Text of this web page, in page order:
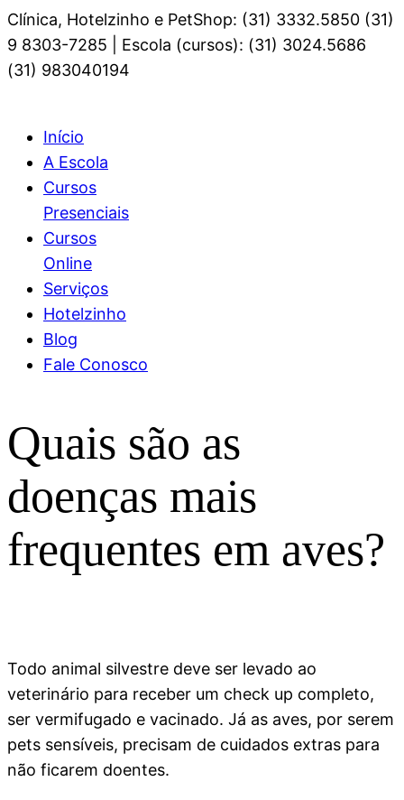
Clínica, Hotelzinho e PetShop: (31) 3332.5850 (31)
9 8303-7285 | Escola (cursos): (31) 3024.5686
(31) 983040194
Início
A Escola
Cursos
Presenciais
Cursos
Online
Serviços
Hotelzinho
Blog
Fale Conosco
Quais são as
doenças mais
frequentes em aves?
Todo animal silvestre deve ser levado ao
veterinário para receber um check up completo,
ser vermifugado e vacinado. Já as aves, por serem
pets sensíveis, precisam de cuidados extras para
não ficarem doentes.